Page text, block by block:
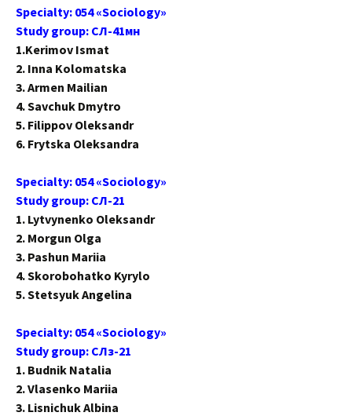
Specialty: 054 «Sociology»
Study group: СЛ-41мн
1.Kerimov Ismat
2. Inna Kolomatska
3. Armen Mailian
4. Savchuk Dmytro
5. Filippov Oleksandr
6. Frytska Oleksandra
Specialty: 054 «Sociology»
Study group: СЛ-21
1. Lytvynenko Oleksandr
2. Morgun Olga
3. Pashun Mariia
4. Skorobohatko Kyrylo
5. Stetsyuk Angelina
Specialty: 054 «Sociology»
Study group: СЛз-21
1. Budnik Natalia
2. Vlasenko Mariia
3. Lisnichuk Albina